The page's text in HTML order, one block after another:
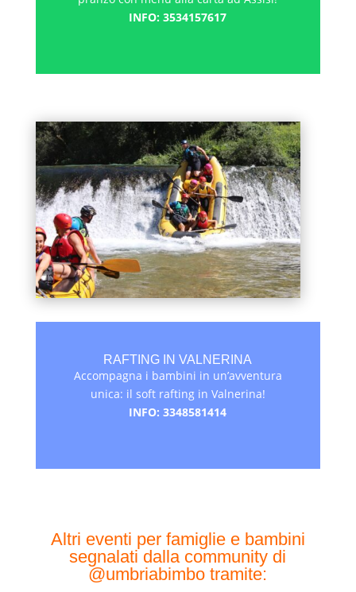
INFO: 3534157617
RAFTING IN VALNERINA
Accompagna i bambini in un’avventura
unica: il soft rafting in Valnerina!
INFO: 3348581414
Altri eventi per famiglie e bambini
segnalati dalla community di
@umbriabimbo tramite: